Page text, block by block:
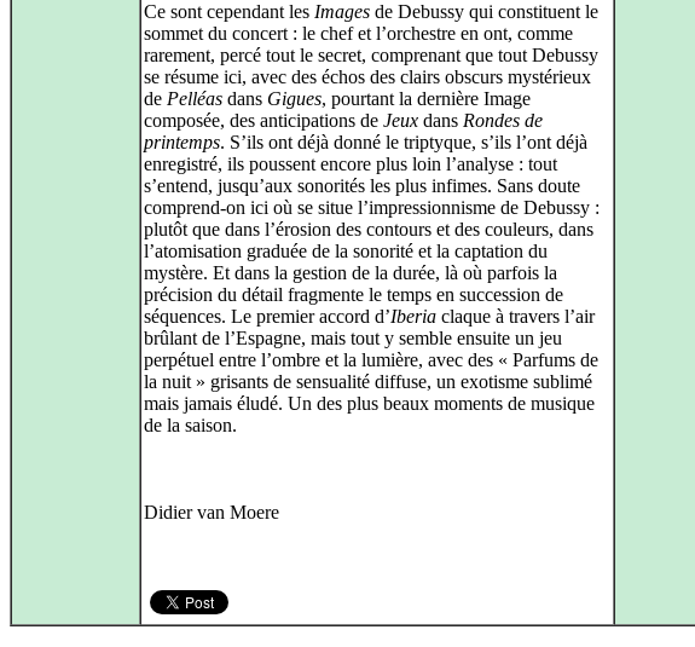
Ce sont cependant les Images de Debussy qui constituent le
sommet du concert : le chef et l’orchestre en ont, comme
rarement, percé tout le secret, comprenant que tout Debussy
se résume ici, avec des échos des clairs obscurs mystérieux
de Pelléas dans Gigues, pourtant la dernière Image
composée, des anticipations de Jeux dans Rondes de
printemps. S’ils ont déjà donné le triptyque, s’ils l’ont déjà
enregistré, ils poussent encore plus loin l’analyse : tout
s’entend, jusqu’aux sonorités les plus infimes. Sans doute
comprend-on ici où se situe l’impressionnisme de Debussy :
plutôt que dans l’érosion des contours et des couleurs, dans
l’atomisation graduée de la sonorité et la captation du
mystère. Et dans la gestion de la durée, là où parfois la
précision du détail fragmente le temps en succession de
séquences. Le premier accord d’Iberia claque à travers l’air
brûlant de l’Espagne, mais tout y semble ensuite un jeu
perpétuel entre l’ombre et la lumière, avec des « Parfums de
la nuit » grisants de sensualité diffuse, un exotisme sublimé
mais jamais éludé. Un des plus beaux moments de musique
de la saison.
Didier van Moere